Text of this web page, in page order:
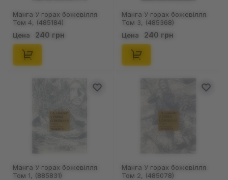
Манга У горах божевілля.
Том 4, (485184)
Цена 240 грн
Манга У горах божевілля.
Том 3, (485368)
Цена 240 грн
Манга У горах божевілля.
Том 1, (885831)
Манга У горах божевілля.
Том 2, (485078)